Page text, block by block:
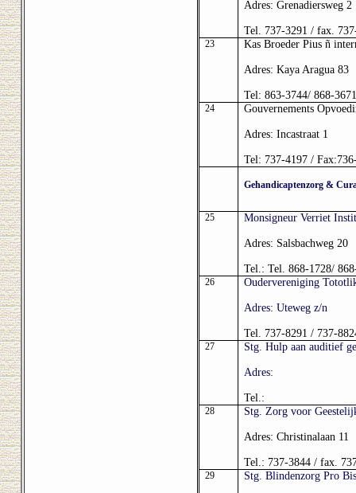
Adres: Grenadiersweg 2
Tel. 737-3291 / fax.
23 Kas Broeder Pius ñ
Adres: Kaya Aragua 83
Tel: 863-3744/ 868-
24 Gouvernements
Adres: Incastraat 1
Tel: 737-4197 /
Gehandicaptenzorg &
25 Monsigneur Verriet
Adres: Salsbachweg 20
Tel.: Tel. 868-1728/
26 Oudervereniging
Adres: Uteweg z/n
Tel. 737-8291 / 737-
27 Stg. Hulp aan auditief
Adres:
Tel.:
28 Stg. Zorg voor
Adres: Christinalaan 11
Tel.: 737-3844 / fax.
29 Stg. Blindenzorg Pro